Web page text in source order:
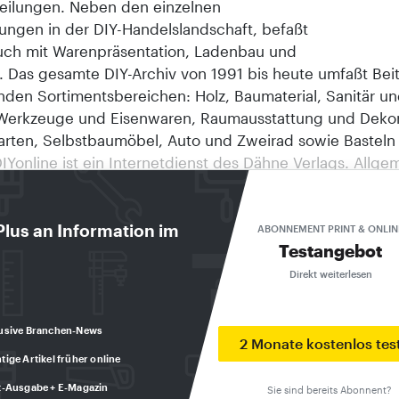
an Information im
Branchen-News
Artikel früher online
Ausgabe + E-Magazin
ABONNEMENT PRINT &
Testangebot
Direkt weiterlesen
2 Monate kostenlos
Sie sind bereits Abonnent?
Neben den einzelnen
in der DIY-Handelslandschaft, befaßt
mit Warenpräsentation, Ladenbau und
Das gesamte DIY-Archiv von 1991 bis heute umfaßt
Sortimentsbereichen: Holz, Baumaterial, Sanitär
und Eisenwaren, Raumausstattung und
Selbstbaumöbel, Auto und Zweirad sowie
ist ein Internetdienst des Dähne Verlags.
des Verlages finden Sie unter http://www.daehne.de
ist eine Internetanwendung des Internet-Service-
und Multimedia-Entwicklungen GmbH,
Dähne Verlag, Ettlingen. SCHWERPUNKT Welt
Die alljährlich in Frankfurt stattfindende Heimtextil
1996 unter den Leitmotiven Offenheit, Transparenz,
die auch den Trend im Bereich textiles Wohnen
Über 2.600 Aussteller aus 63 Ländern
1996 in Frankfurt ihre Produkte. Auf einer
von 245.000 qm präsentieren etwa 2.650